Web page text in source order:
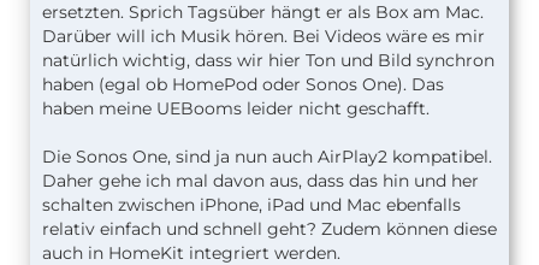
ersetzten. Sprich Tagsüber hängt er als Box am Mac.
Darüber will ich Musik hören. Bei Videos wäre es mir
natürlich wichtig, dass wir hier Ton und Bild synchron
haben (egal ob HomePod oder Sonos One). Das
haben meine UEBooms leider nicht geschafft.
Die Sonos One, sind ja nun auch AirPlay2 kompatibel.
Daher gehe ich mal davon aus, dass das hin und her
schalten zwischen iPhone, iPad und Mac ebenfalls
relativ einfach und schnell geht? Zudem können diese
auch in HomeKit integriert werden.